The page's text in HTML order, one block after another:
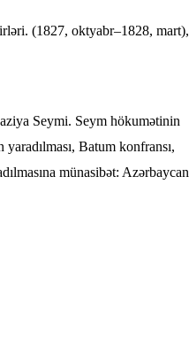
(1827, oktyabr–1828, mart),
Seymi. Seym hökumətinin
Batum konfransı,
münasibət: Azərbaycan